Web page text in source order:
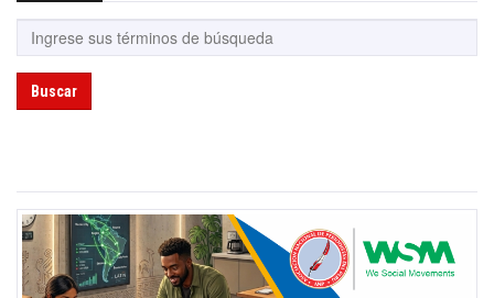
Buscar